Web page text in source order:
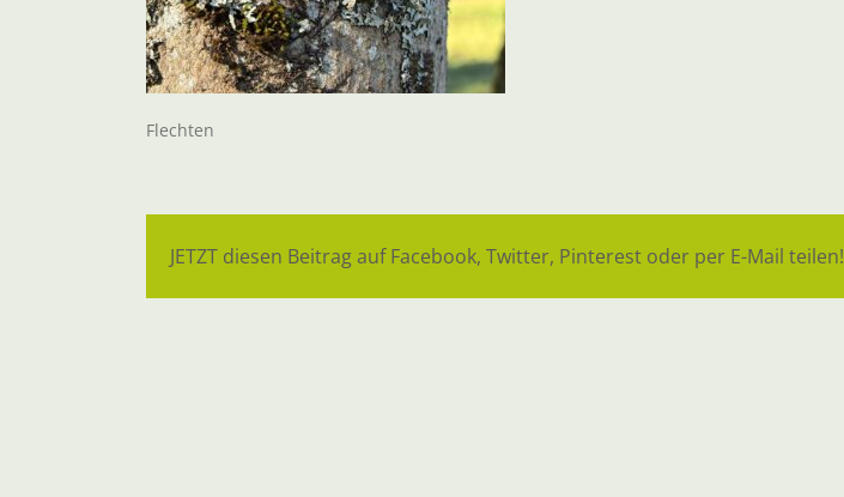
Flechten
JETZT diesen Beitrag auf Facebook, Twitter, Pinterest oder per E-Mail teilen!